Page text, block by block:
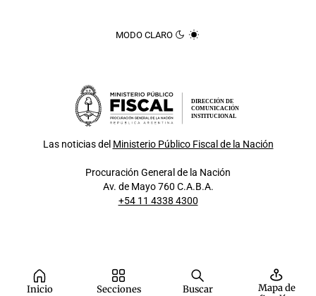
Inicio Secciones Buscar
Mapa de
MODO CLARO
DIRECCIÓN DE
COMUNICACIÓN
INSTITUCIONAL
Las noticias del Ministerio Público Fiscal de la Nación
Procuración General de la Nación
Av. de Mayo 760 C.A.B.A.
+54 11 4338 4300